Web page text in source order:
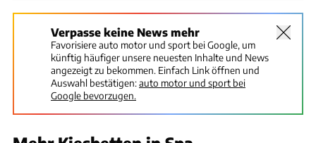
Verpasse keine News mehr
Favorisiere auto motor und sport bei Google, um
künftig häufiger unsere neuesten Inhalte und News
angezeigt zu bekommen. Einfach Link öffnen und
Auswahl bestätigen:auto motor und sport bei
Google bevorzugen.